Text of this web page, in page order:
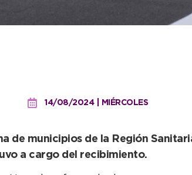
14/08/2024 | MIÉRCOLES
de municipios de la Región
a cargo del recibimiento.